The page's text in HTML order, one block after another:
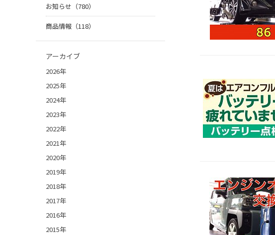
お知らせ（780）
商品情報（118）
アーカイブ
2026年
2025年
2024年
2023年
2022年
2021年
2020年
2019年
2018年
2017年
2016年
2015年